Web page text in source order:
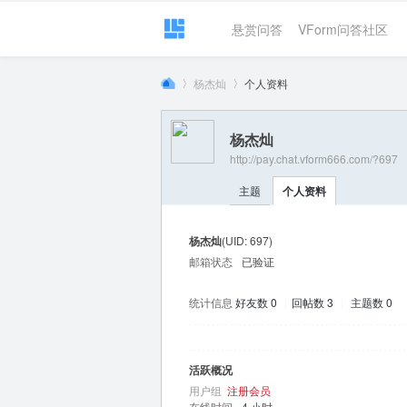
悬赏问答 VForm问答社区
VF›
杨杰灿 个人资料
杨杰灿
http://pay.chat.vform666.com/?697
主题 个人资料
杨杰灿(UID: 697)
邮箱状态
已验证
统计信息 好友数 0 回帖数 3 主题数 0
活跃概况
用户组 注册会员